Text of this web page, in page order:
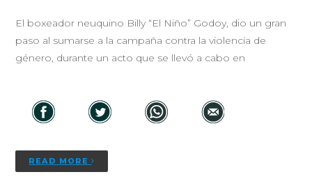
El boxeador neuquino Billy “El Niño” Godoy, dio un gran
paso al sumarse a la campaña contra la violencia de
género, durante un acto que se llevó a cabo en
READ MORE